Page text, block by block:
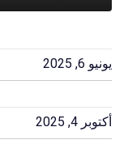
يونيو 6, 2025
أكتوبر 4, 2025